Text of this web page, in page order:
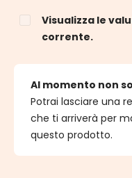
Visualizza le
corrente.
Al momento non
Potrai lasciare una
che ti arriverà per
questo prodotto.